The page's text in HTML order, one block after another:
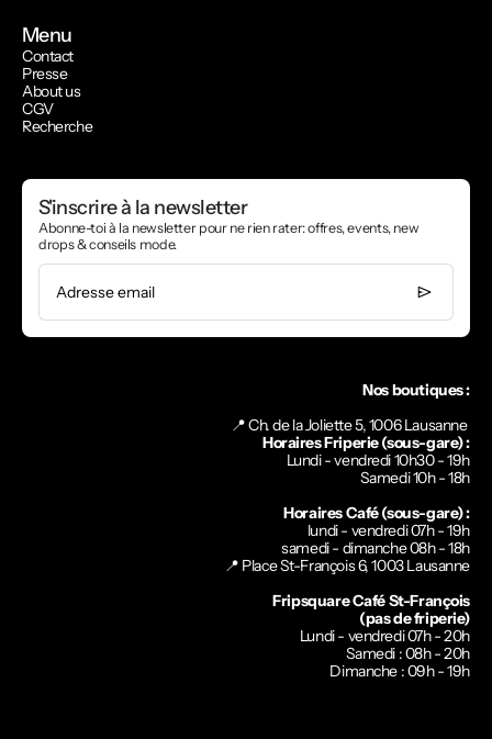
Menu
Contact
Presse
About us
CGV
Recherche
S'inscrire à la newsletter
Abonne-toi à la newsletter pour ne rien rater: offres, events, new
drops & conseils mode.
Adresse email
Nos boutiques :
📍 Ch. de la Joliette 5, 1006 Lausanne
Horaires Friperie (sous-gare) :
Lundi - vendredi 10h30 - 19h
Samedi 10h - 18h
Horaires Café (sous-gare) :
lundi - vendredi 07h - 19h
samedi - dimanche 08h - 18h
📍 Place St-François 6, 1003 Lausanne
Fripsquare Café St-François
(pas de friperie)
Lundi - vendredi 07h - 20h
Samedi : 08h - 20h
Dimanche : 09h - 19h